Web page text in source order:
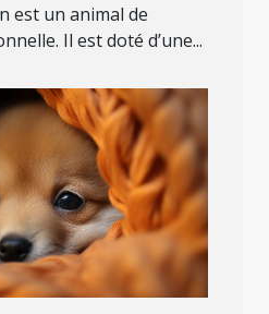
est un animal de
Il est doté d’une...